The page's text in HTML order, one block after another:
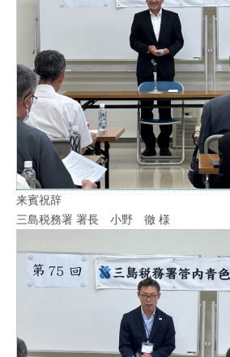
来賓祝辞
三島税務署 署長 小野 徹 様